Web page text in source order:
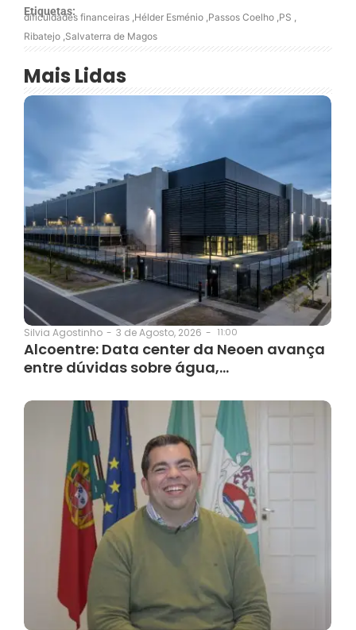
Etiquetas:
dificuldades financeiras Hélder Esménio Passos Coelho PS
Ribatejo Salvaterra de Magos
Mais Lidas
Silvia Agostinho - 3 de Agosto, 2026 - 11:00
Alcoentre: Data center da Neoen avança
entre dúvidas sobre água,…